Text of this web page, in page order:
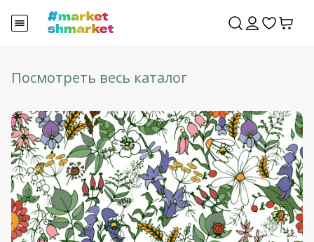
Посмотреть весь каталог